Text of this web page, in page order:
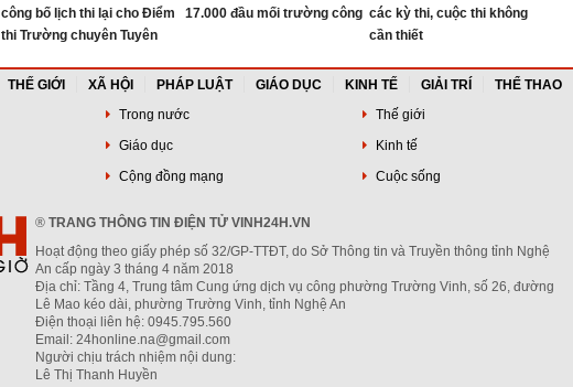
công bố lịch thi lại cho Điểm
thi Trường chuyên Tuyên
17.000 đầu mối trường công các kỳ thi, cuộc thi không
cần thiết
THẾ GIỚI XÃ HỘI PHÁP LUẬT GIÁO DỤC KINH TẾ GIẢI TRÍ THỂ THAO
Trong nước Thế giới
Giáo dục Kinh tế
Cộng đồng mạng Cuộc sống
® TRANG THÔNG TIN ĐIỆN TỬ VINH24H.VN
Hoạt động theo giấy phép số 32/GP-TTĐT, do Sở Thông tin và Truyền thông tỉnh Nghệ
An cấp ngày 3 tháng 4 năm 2018
Địa chỉ: Tầng 4, Trung tâm Cung ứng dịch vụ công phường Trường Vinh, số 26, đường
Lê Mao kéo dài, phường Trường Vinh, tỉnh Nghệ An
Điện thoại liên hệ: 0945.795.560
Email: 24honline.na@gmail.com
Người chịu trách nhiệm nội dung:
Lê Thị Thanh Huyền